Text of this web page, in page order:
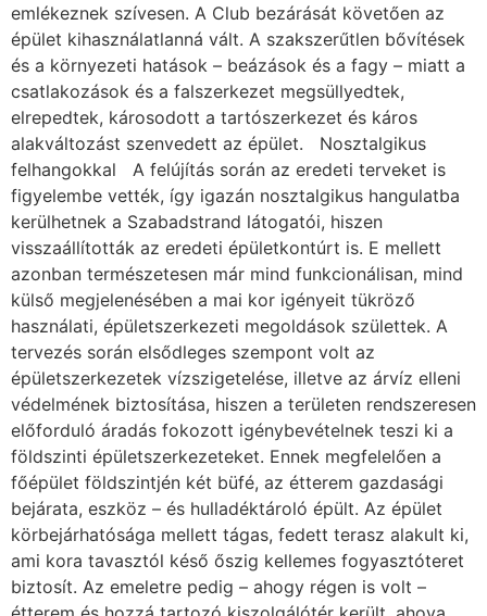
emlékeznek szívesen. A Club bezárását követően az
épület kihasználatlanná vált. A szakszerűtlen bővítések
és a környezeti hatások – beázások és a fagy – miatt a
csatlakozások és a falszerkezet megsüllyedtek,
elrepedtek, károsodott a tartószerkezet és káros
alakváltozást szenvedett az épület. Nosztalgikus
felhangokkal A felújítás során az eredeti terveket is
figyelembe vették, így igazán nosztalgikus hangulatba
kerülhetnek a Szabadstrand látogatói, hiszen
visszaállították az eredeti épületkontúrt is. E mellett
azonban természetesen már mind funkcionálisan, mind
külső megjelenésében a mai kor igényeit tükröző
használati, épületszerkezeti megoldások születtek. A
tervezés során elsődleges szempont volt az
épületszerkezetek vízszigetelése, illetve az árvíz elleni
védelmének biztosítása, hiszen a területen rendszeresen
előforduló áradás fokozott igénybevételnek teszi ki a
földszinti épületszerkezeteket. Ennek megfelelően a
főépület földszintjén két büfé, az étterem gazdasági
bejárata, eszköz – és hulladéktároló épült. Az épület
körbejárhatósága mellett tágas, fedett terasz alakult ki,
ami kora tavasztól késő őszig kellemes fogyasztóteret
biztosít. Az emeletre pedig – ahogy régen is volt –